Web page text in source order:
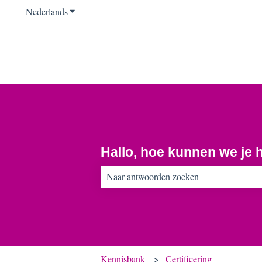
NederlandsSubmenu tonen voor vertalingen
Hallo, hoe kunnen we je
Kennisbank Certificering